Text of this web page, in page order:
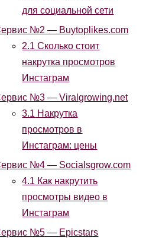
для социальной сети
№2 — Buytoplikes.com
2.1 Сколько стоит
накрутка просмотров
Инстаграм
№3 — Viralgrowing.net
3.1 Накрутка
просмотров в
Инстаграм: цены
№4 — Socialsgrow.com
4.1 Как накрутить
просмотры видео в
Инстаграм
№5 — Epicstars